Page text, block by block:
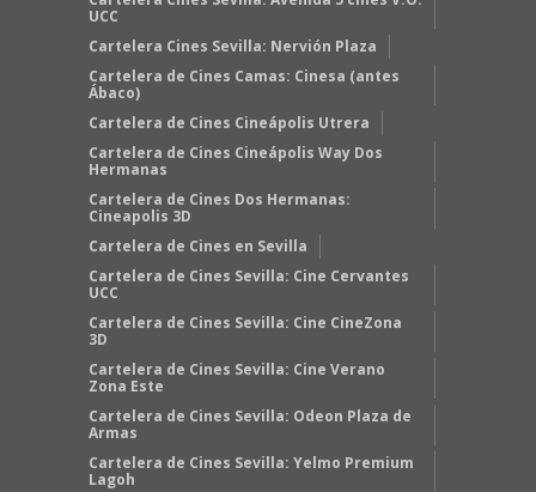
UCC
Cartelera Cines Sevilla: Nervión Plaza
Cartelera de Cines Camas: Cinesa (antes
Ábaco)
Cartelera de Cines Cineápolis Utrera
Cartelera de Cines Cineápolis Way Dos
Hermanas
Cartelera de Cines Dos Hermanas:
Cineapolis 3D
Cartelera de Cines en Sevilla
Cartelera de Cines Sevilla: Cine Cervantes
UCC
Cartelera de Cines Sevilla: Cine CineZona
3D
Cartelera de Cines Sevilla: Cine Verano
Zona Este
Cartelera de Cines Sevilla: Odeon Plaza de
Armas
Cartelera de Cines Sevilla: Yelmo Premium
Lagoh